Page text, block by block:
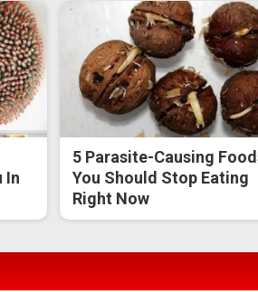
In
5 Parasite-Causing
You Should Stop Eating
Right Now